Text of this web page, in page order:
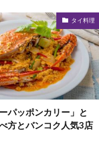
タイ料理
パッポンカリー」と
方とバンコク人気3店